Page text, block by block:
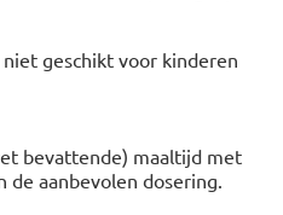
geschikt voor kinderen
bevattende) maaltijd met
de aanbevolen dosering.